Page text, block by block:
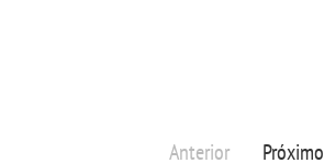
Anterior Próximo